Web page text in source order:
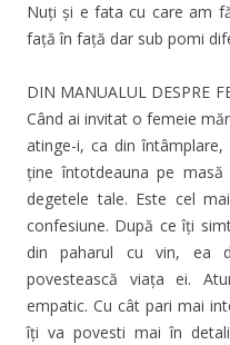
Nuți și e fata cu care am
față în față dar sub pomi
DIN MANUALUL DESPRE
Când ai invitat o femeie
atinge-i, ca din
ţine întotdeauna pe
degetele tale. Este cel
confesiune. După ce îți
din paharul cu vin, ea
povestească viața ei.
empatic. Cu cât pari mai
îți va povesti mai în